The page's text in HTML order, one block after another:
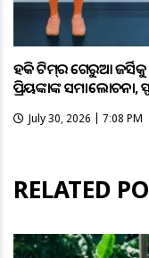
ହକି ଟିମ୍‌ର ଗେରୁଆ ଜର୍ସିକୁ
ପ୍ରିୟଙ୍କାଙ୍କ ସମାଲୋଚନା,
July 30, 2026 | 7:08 PM
RELATED